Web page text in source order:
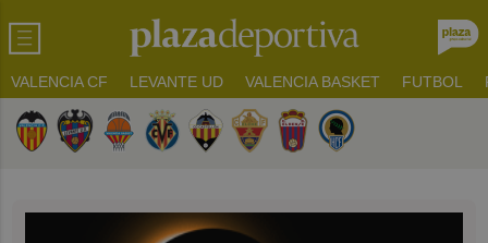
VALENCIA CF LEVANTE UD VALENCIA BASKET FUTBOL